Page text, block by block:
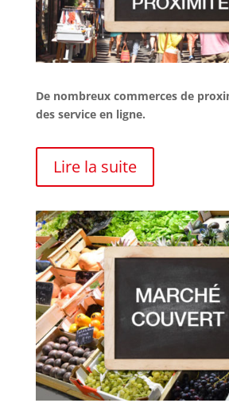
De nombreux commerces de
des service en ligne.
Lire la suite